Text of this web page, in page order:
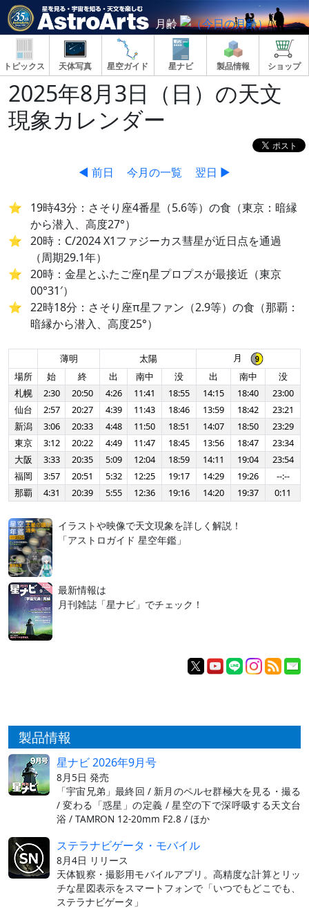
月齢
トピックス 天体写真 星空ガイド 星ナビ 製品情報 ショップ
2025年8月3日（日）の天文
現象カレンダー
◀ 前日 今月の一覧 翌日 ▶
19時43分：さそり座4番星（5.6等）の食（東京：暗縁
から潜入、高度27°）
20時：C/2024 X1ファジーカス彗星が近日点を通過
（周期29.1年）
20時：金星とふたご座η星プロプスが最接近（東京
00°31′）
22時18分：さそり座π星ファン（2.9等）の食（那覇：
暗縁から潜入、高度25°）
薄明 太陽
月
場所
始 終 出 南中 没 出 南中
没
札幌
2:30 20:50 4:26 11:41 18:55 14:15 18:40
23:00
仙台
2:57 20:27 4:39 11:43 18:46 13:59 18:42
23:21
新潟
3:06 20:33 4:48 11:50 18:51 14:07 18:50
23:29
東京
3:12 20:22 4:49 11:47 18:45 13:56 18:47
23:34
大阪
3:33 20:35 5:09 12:04 18:59 14:11 19:04
23:54
福岡
3:57 20:51 5:32 12:25 19:17 14:29 19:26
--:--
那覇
4:31 20:39 5:55 12:36 19:16 14:20 19:37 0:11
イラストや映像で天文現象を詳しく解説！
「アストロガイド 星空年鑑」
最新情報は
月刊雑誌「星ナビ」でチェック！
製品情報
星ナビ 2026年9月号
8月5日 発売
「宇宙兄弟」最終回 / 新月のペルセ群極大を見る・撮る
/ 変わる「惑星」の定義 / 星空の下で深呼吸する天文台
浴 / TAMRON 12-20mm F2.8 / ほか
ステラナビゲータ・モバイル
8月4日 リリース
天体観察・撮影用モバイルアプリ。高精度な計算とリッ
チな星図表示をスマートフォンで「いつでもどこでも、
ステラナビゲータ」